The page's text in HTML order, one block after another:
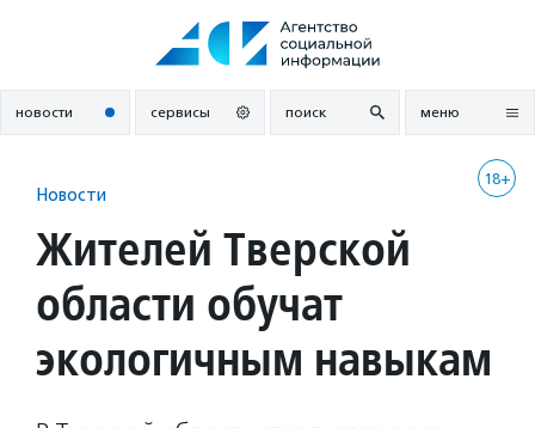
новости сервисы поиск меню
18+
Новости
Жителей Тверской
области обучат
экологичным навыкам